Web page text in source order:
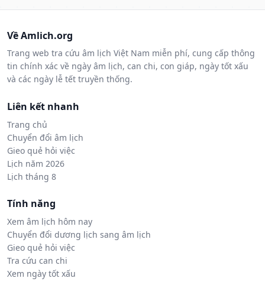
Về Amlich.org
Trang web tra cứu âm lịch Việt Nam miễn phí, cung cấp thông
tin chính xác về ngày âm lịch, can chi, con giáp, ngày tốt xấu
và các ngày lễ tết truyền thống.
Liên kết nhanh
Trang chủ
Chuyển đổi âm lịch
Gieo quẻ hỏi việc
Lịch năm 2026
Lịch tháng 8
Tính năng
Xem âm lịch hôm nay
Chuyển đổi dương lịch sang âm lịch
Gieo quẻ hỏi việc
Tra cứu can chi
Xem ngày tốt xấu